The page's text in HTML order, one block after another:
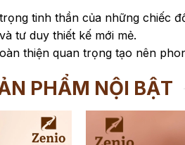
tinh thần của những chiếc
tư duy thiết kế mới mẻ.
thiện quan trọng tạo nên
PHẨM NỘI BẬT